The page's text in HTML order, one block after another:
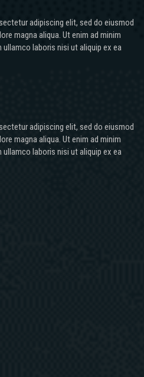
adipiscing elit, sed do eiusmod
magna aliqua. Ut enim ad minim
laboris nisi ut aliquip ex ea
adipiscing elit, sed do eiusmod
magna aliqua. Ut enim ad minim
laboris nisi ut aliquip ex ea